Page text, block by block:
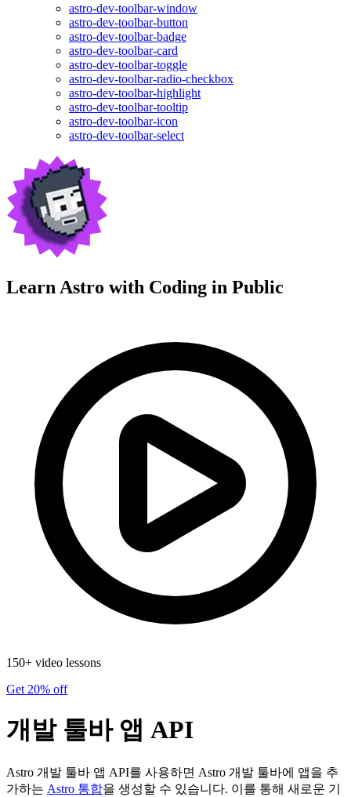
astro-dev-toolbar-window
astro-dev-toolbar-button
astro-dev-toolbar-badge
astro-dev-toolbar-card
astro-dev-toolbar-toggle
astro-dev-toolbar-radio-checkbox
astro-dev-toolbar-highlight
astro-dev-toolbar-tooltip
astro-dev-toolbar-icon
astro-dev-toolbar-select
Learn Astro with Coding in Public
150+ video lessons
Get 20% off
개발 툴바 앱 API
Astro 개발 툴바 앱 API를 사용하면 Astro 개발 툴바에 앱을 추
가하는 Astro 통합을 생성할 수 있습니다. 이를 통해 새로운 기